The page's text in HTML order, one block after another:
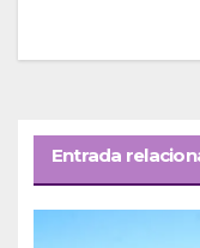
Entrada